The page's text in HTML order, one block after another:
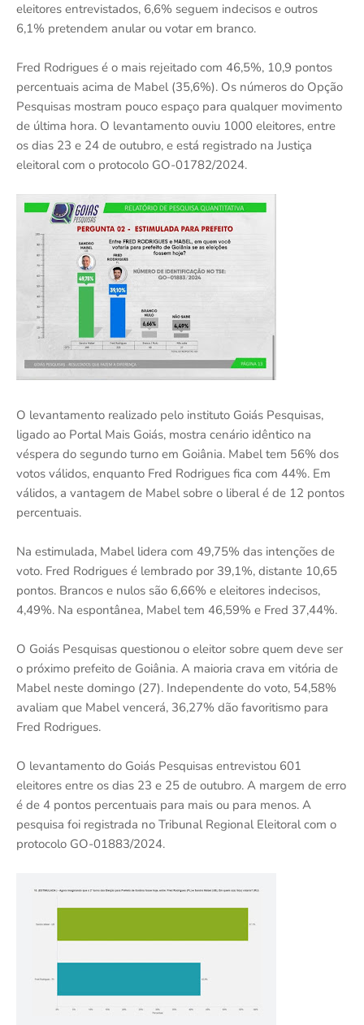
eleitores entrevistados, 6,6% seguem indecisos e outros
6,1% pretendem anular ou votar em branco.
Fred Rodrigues é o mais rejeitado com 46,5%, 10,9 pontos
percentuais acima de Mabel (35,6%). Os números do Opção
Pesquisas mostram pouco espaço para qualquer movimento
de última hora. O levantamento ouviu 1000 eleitores, entre
os dias 23 e 24 de outubro, e está registrado na Justiça
eleitoral com o protocolo GO-01782/2024.
O levantamento realizado pelo instituto Goiás Pesquisas,
ligado ao Portal Mais Goiás, mostra cenário idêntico na
véspera do segundo turno em Goiânia. Mabel tem 56% dos
votos válidos, enquanto Fred Rodrigues fica com 44%. Em
válidos, a vantagem de Mabel sobre o liberal é de 12 pontos
percentuais.
Na estimulada, Mabel lidera com 49,75% das intenções de
voto. Fred Rodrigues é lembrado por 39,1%, distante 10,65
pontos. Brancos e nulos são 6,66% e eleitores indecisos,
4,49%. Na espontânea, Mabel tem 46,59% e Fred 37,44%.
O Goiás Pesquisas questionou o eleitor sobre quem deve ser
o próximo prefeito de Goiânia. A maioria crava em vitória de
Mabel neste domingo (27). Independente do voto, 54,58%
avaliam que Mabel vencerá, 36,27% dão favoritismo para
Fred Rodrigues.
O levantamento do Goiás Pesquisas entrevistou 601
eleitores entre os dias 23 e 25 de outubro. A margem de erro
é de 4 pontos percentuais para mais ou para menos. A
pesquisa foi registrada no Tribunal Regional Eleitoral com o
protocolo GO-01883/2024.